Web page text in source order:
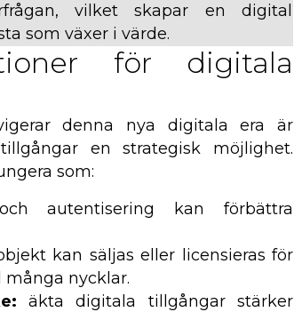
vilket skapar en digital
som växer i värde.
för digitala
denna nya digitala era är
en strategisk möjlighet.
som:
autentisering kan förbättra
kan säljas eller licensieras för
nycklar.
äkta digitala tillgångar stärker